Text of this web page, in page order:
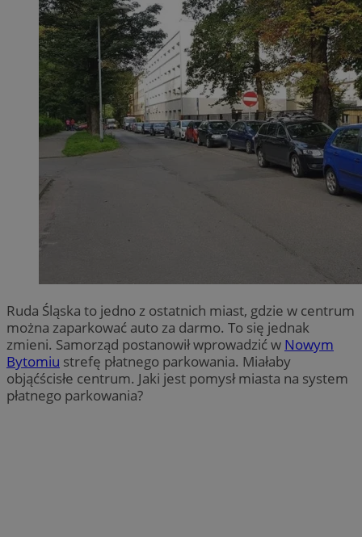
Ruda Śląska to jedno z ostatnich miast, gdzie w centrum
można zaparkować auto za darmo. To się jednak
zmieni. Samorząd postanowił wprowadzić w Nowym
Bytomiu strefę płatnego parkowania. Miałaby
objąćścisłe centrum. Jaki jest pomysł miasta na system
płatnego parkowania?